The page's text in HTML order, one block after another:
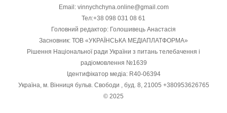
Email: vinnychchyna.online@gmail.com
Тел:+38 098 031 08 61
Головний редактор: Голошивець Анастасія
Засновник: ТОВ «УКРАЇНСЬКА МЕДІАПЛАТФОРМА»
Рішення Національної ради України з питань телебачення і
радіомовлення №1639
Ідентифікатор медіа: R40-06394
Україна, м. Вінниця бульв. Свободи , буд. 8, 21005 +380953626765
© 2025